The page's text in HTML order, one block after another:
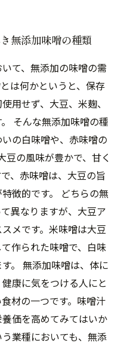
無添加味噌の種類
て、無添加の味噌の需
は何かというと、保存
用せず、大豆、米麹、
そんな無添加味噌の種
の白味噌や、赤味噌の
豆の風味が豊かで、甘く
、赤味噌は、大豆の旨
徴的です。 どちらの無
異なりますが、大豆ア
メです。米味噌は大豆
作られた味噌で、白味
。 無添加味噌は、体に
康に気をつける人にと
材の一つです。味噌汁
価を高めてみてはいか
業種においても、無添